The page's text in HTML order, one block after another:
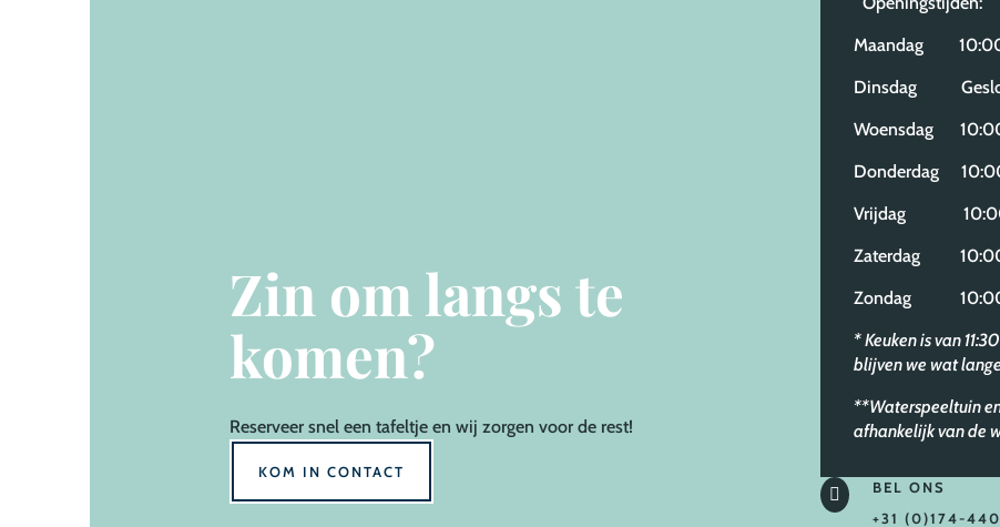
Zin om langs te
komen?
Reserveer snel een tafeltje en wij zorgen voor de rest!
KOM IN CONTACT
Maandag
Dinsdag
Woensdag
Donderdag
Vrijdag 10:00
Zaterdag
Zondag 10:00
* Keuken is van
blijven we wat
**Waterspeeltuin
afhankelijk van de

BEL ONS
+31 (0)174-